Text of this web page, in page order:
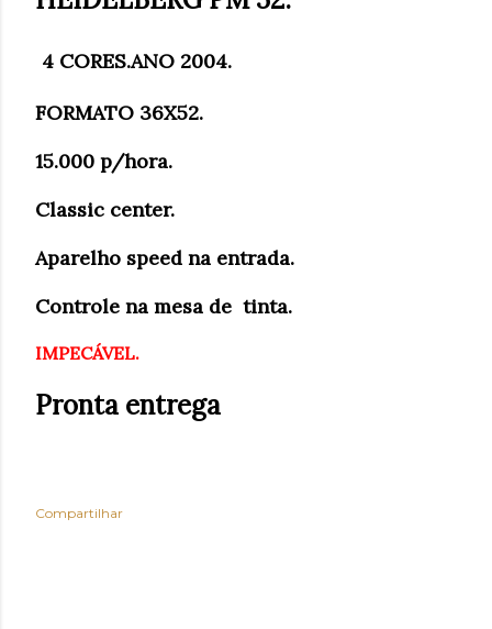
4 CORES.ANO 2004.
FORMATO 36X52.
15.000 p/hora.
Classic center.
Aparelho speed na entrada.
Controle na mesa de tinta.
IMPECÁVEL.
Pronta entrega
Compartilhar